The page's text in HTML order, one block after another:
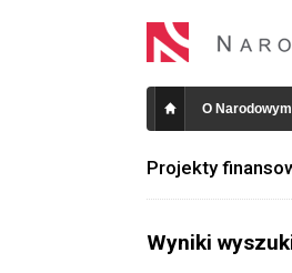
O
Projekty
Wyniki